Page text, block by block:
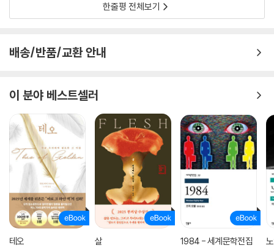
7탄 『해리포터와 죽음의 성물』
도어의 뜻을 이어 호크룩스를 찾기로 결심한다. 덤블도어의 유품을 조사하
자신이 갖고 있다는 것을 알게 된다. 마지막 남은 죽음의 성물이 어디 있는
지, 볼드모트와 대적할 방도는 무엇인지도 모른 채, 마지막 남은 호크룩스
를 파괴하고 볼드모트와의 결전을 치르기 위해 해리와 친구들은 죽음을 먹
는 자들이 장악하고 있는 호그와트로 잠입한다.
한줄평 전체보기
배송/반품/교환 안내
이 분야 베스트셀러
테오 살
1984 - 세계문학전집